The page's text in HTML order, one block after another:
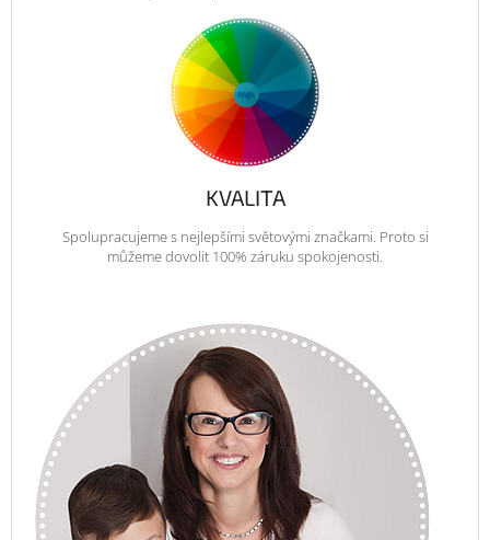
KVALITA
Spolupracujeme s nejlepšími světovými značkami. Proto si
můžeme dovolit 100% záruku spokojenosti.